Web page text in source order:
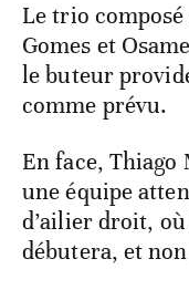
Le trio composé
Gomes et
le buteur
comme prévu.
En face, Thiago
une équipe
d’ailier droit,
débutera, et